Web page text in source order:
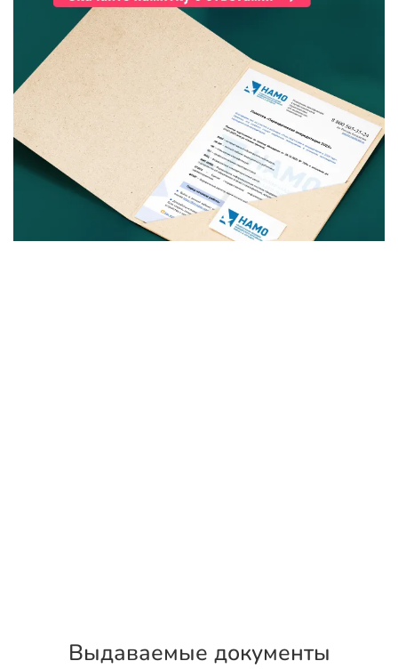
Выдаваемые документы